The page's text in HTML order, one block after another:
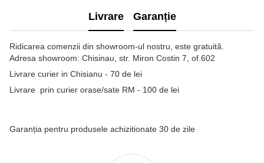
Livrare Garanție
Ridicarea comenzii din showroom-ul nostru, este gratuită.
Adresa showroom: Chisinau, str. Miron Costin 7, of.602
Livrare curier in Chisianu - 70 de lei
Livrare prin curier orase/sate RM - 100 de lei
Garanția pentru produsele achizitionate 30 de zile